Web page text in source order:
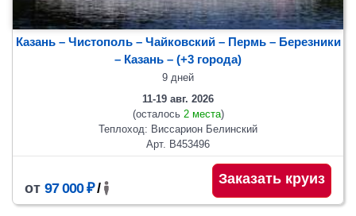
Казань – Чистополь – Чайковский – Пермь – Березники
– Казань – (+3 города)
9 дней
11-19 авг. 2026
(осталось 2 места)
Теплоход: Виссарион Белинский
Арт. В453496
от 97 000 ₽/
Заказать круиз